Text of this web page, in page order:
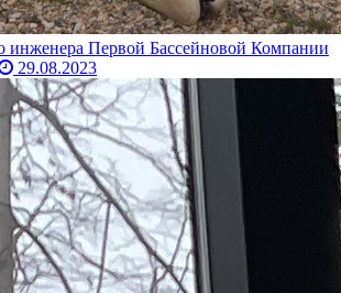
инженера Первой Бассейновой Компании
29.08.2023